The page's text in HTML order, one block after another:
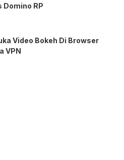
Domino RP
Video Bokeh Di Browser
VPN